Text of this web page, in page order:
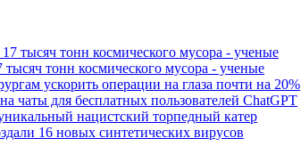
тонн космического мусора - ученые
ускорить операции на глаза почти на 20%
чаты для бесплатных пользователей ChatGPT
нацистский торпедный катер
16 новых синтетических вирусов